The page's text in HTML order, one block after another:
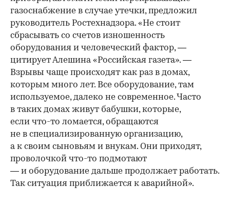
газоснабжение в случае утечки, предложил
руководитель Ростехнадзора. «Не стоит
сбрасывать со счетов изношенность
оборудования и человеческий фактор, —
цитирует Алешина «Российская газета». —
Взрывы чаще происходят как раз в домах,
которым много лет. Все оборудование, там
используемое, далеко не современное. Часто
в таких домах живут бабушки, которые,
если что-то ломается, обращаются
не в специализированную организацию,
а к своим сыновьям и внукам. Они приходят,
проволочкой что-то подмотают
— и оборудование дальше продолжает работать.
Так ситуация приближается к аварийной».